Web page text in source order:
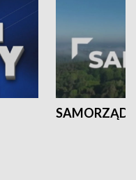
SAMORZĄD